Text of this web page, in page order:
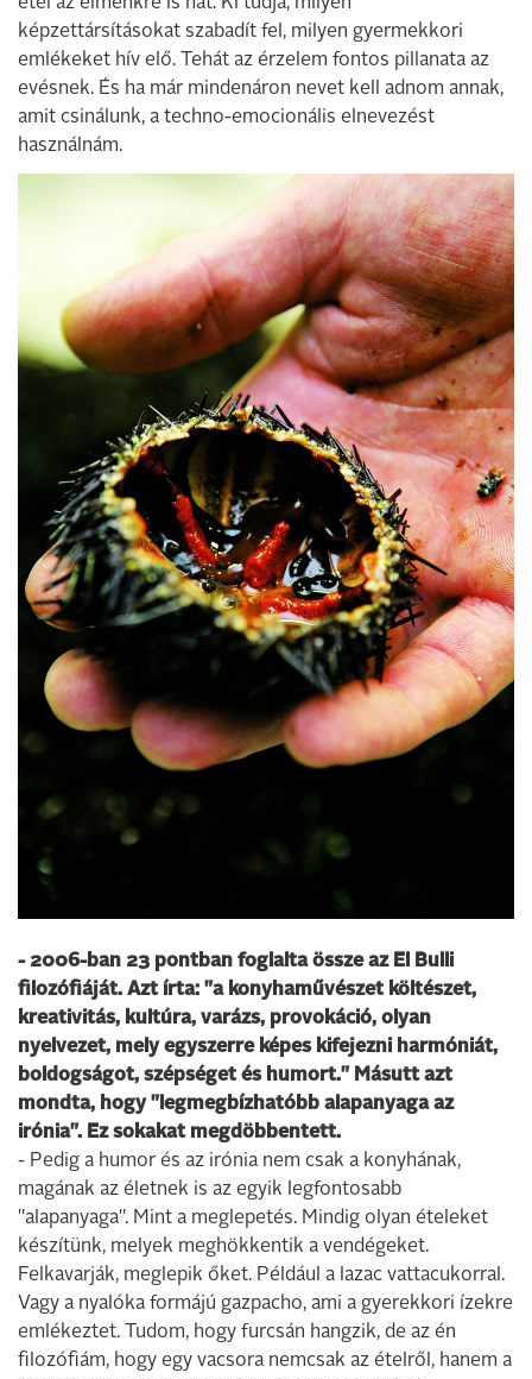
étel az elménkre is hat. Ki tudja, milyen
képzettársításokat szabadít fel, milyen gyermekkori
emlékeket hív elő. Tehát az érzelem fontos pillanata az
evésnek. És ha már mindenáron nevet kell adnom annak,
amit csinálunk, a techno-emocionális elnevezést
használnám.
- 2006-ban 23 pontban foglalta össze az El Bulli
filozófiáját. Azt írta: "a konyhaművészet költészet,
kreativitás, kultúra, varázs, provokáció, olyan
nyelvezet, mely egyszerre képes kifejezni harmóniát,
boldogságot, szépséget és humort." Másutt azt
mondta, hogy "legmegbízhatóbb alapanyaga az
irónia". Ez sokakat megdöbbentett.
- Pedig a humor és az irónia nem csak a konyhának,
magának az életnek is az egyik legfontosabb
"alapanyaga". Mint a meglepetés. Mindig olyan ételeket
készítünk, melyek meghökkentik a vendégeket.
Felkavarják, meglepik őket. Például a lazac vattacukorral.
Vagy a nyalóka formájú gazpacho, ami a gyerekkori ízekre
emlékeztet. Tudom, hogy furcsán hangzik, de az én
filozófiám, hogy egy vacsora nemcsak az ételről, hanem a